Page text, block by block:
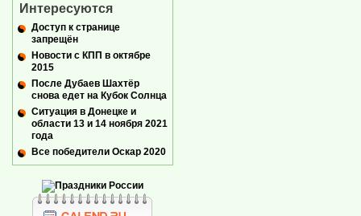
Интересуются
Доступ к странице
запрещён
Новости с КПП в октябре
2015
После Дубаев Шахтёр
снова едет на Кубок Солнца
Ситуация в Донецке и
области 13 и 14 ноября 2021
года
Все победители Оскар 2020